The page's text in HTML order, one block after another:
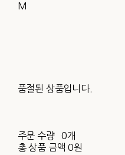
M
품절된 상품입니다.
주문 수량
0개
총 상품 금액 0원